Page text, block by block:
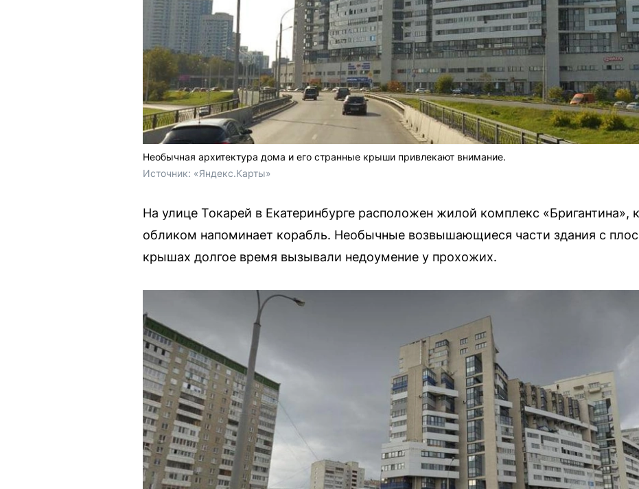
Необычная архитектура дома и его странные крыши привлекают внимание.
Источник: «Яндекс.Карты»
На улице Токарей в Екатеринбурге расположен жилой комплекс «Бригантина»,
обликом напоминает корабль. Необычные возвышающиеся части здания с
крышах долгое время вызывали недоумение у прохожих.